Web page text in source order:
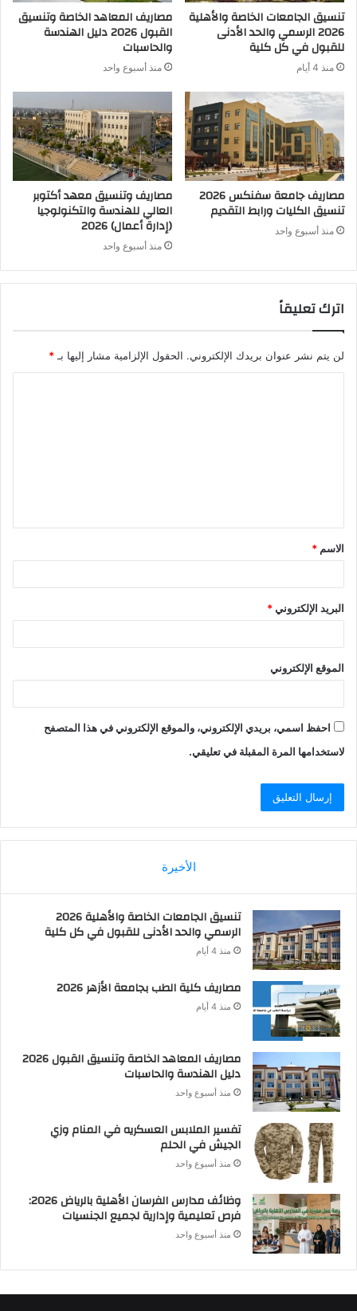
تنسيق الجامعات الخاصة والأهلية
2026 الرسمي والحد الأدنى
للقبول في كل كلية
منذ 4 أيام
مصاريف المعاهد الخاصة وتنسيق
القبول 2026 دليل الهندسة
والحاسبات
منذ أسبوع واحد
مصاريف جامعة سفنكس 2026
تنسيق الكليات ورابط التقديم
منذ أسبوع واحد
مصاريف وتنسيق معهد أكتوبر
العالي للهندسة والتكنولوجيا
(إدارة أعمال) 2026
منذ أسبوع واحد
اترك تعليقاً
لن يتم نشر عنوان بريدك الإلكتروني. الحقول الإلزامية مشار إليها بـ*
الاسم *
البريد الإلكتروني*
الموقع الإلكتروني
احفظ اسمي، بريدي الإلكتروني، والموقع الإلكتروني في هذا المتصفح
لاستخدامها المرة المقبلة في تعليقي.
الأخيرة
تنسيق الجامعات الخاصة والأهلية 2026
الرسمي والحد الأدنى للقبول في كل كلية
منذ 4 أيام
مصاريف كلية الطب بجامعة الأزهر 2026
منذ 4 أيام
مصاريف المعاهد الخاصة وتنسيق القبول 2026
دليل الهندسة والحاسبات
منذ أسبوع واحد
تفسير الملابس العسكريه في المنام وزي
الجيش في الحلم
منذ أسبوع واحد
وظائف مدارس الفرسان الأهلية بالرياض 2026:
فرص تعليمية وإدارية لجميع الجنسيات
منذ أسبوع واحد